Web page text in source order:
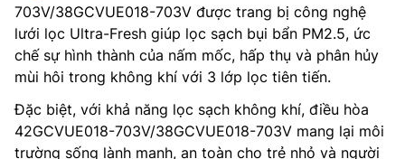
703V/38GCVUE018-703V được trang bị công nghệ
lưới lọc Ultra-Fresh giúp lọc sạch bụi bẩn PM2.5, ức
chế sự hình thành của nấm mốc, hấp thụ và phân hủy
mùi hôi trong không khí với 3 lớp lọc tiên tiến.
Đặc biệt, với khả năng lọc sạch không khí, điều hòa
42GCVUE018-703V/38GCVUE018-703V mang lại môi
trường sống lành mạnh, an toàn cho trẻ nhỏ và người